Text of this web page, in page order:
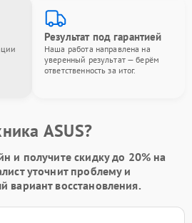
Результат под гарантией
Наша работа направлена на
уверенный результат — берём
ответственность за итог.
ASUS?
и получитескидку до 20% на
уточнит проблему и
вариант восстановления.